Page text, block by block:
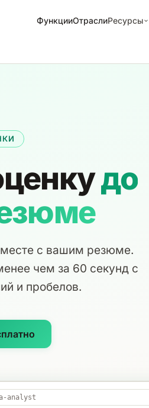
ФункцииОтраслиРесурсы
до
с вашим резюме.
чем за 60 секунд с
и пробелов.
analyst